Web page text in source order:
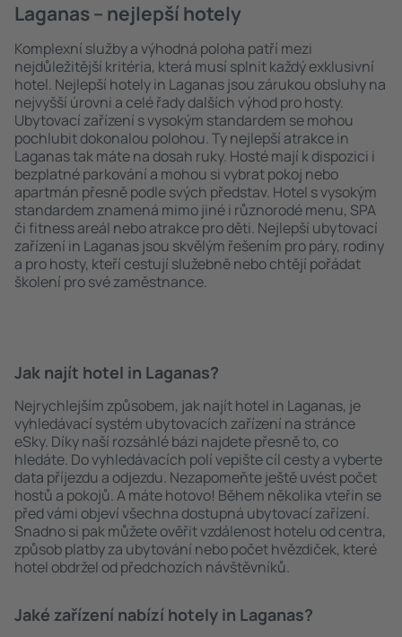
Laganas – nejlepší hotely
Komplexní služby a výhodná poloha patří mezi
nejdůležitější kritéria, která musí splnit každý exklusivní
hotel. Nejlepší hotely in Laganas jsou zárukou obsluhy na
nejvyšší úrovni a celé řady dalších výhod pro hosty.
Ubytovací zařízení s vysokým standardem se mohou
pochlubit dokonalou polohou. Ty nejlepší atrakce in
Laganas tak máte na dosah ruky. Hosté mají k dispozici i
bezplatné parkování a mohou si vybrat pokoj nebo
apartmán přesně podle svých představ. Hotel s vysokým
standardem znamená mimo jiné i různorodé menu, SPA
či fitness areál nebo atrakce pro děti. Nejlepší ubytovací
zařízení in Laganas jsou skvělým řešením pro páry, rodiny
a pro hosty, kteří cestují služebně nebo chtějí pořádat
školení pro své zaměstnance.
Jak najít hotel in Laganas?
Nejrychlejším způsobem, jak najít hotel in Laganas, je
vyhledávací systém ubytovacích zařízení na stránce
eSky. Díky naší rozsáhlé bázi najdete přesně to, co
hledáte. Do vyhledávacích polí vepište cíl cesty a vyberte
data příjezdu a odjezdu. Nezapomeňte ještě uvést počet
hostů a pokojů. A máte hotovo! Během několika vteřin se
před vámi objeví všechna dostupná ubytovací zařízení.
Snadno si pak můžete ověřit vzdálenost hotelu od centra,
způsob platby za ubytování nebo počet hvězdiček, které
hotel obdržel od předchozích návštěvníků.
Jaké zařízení nabízí hotely in Laganas?